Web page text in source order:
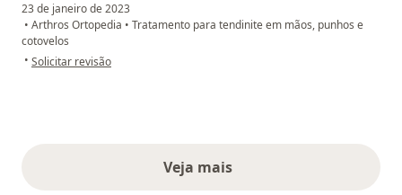
23 de janeiro de 2023
• Arthros Ortopedia • Tratamento para tendinite em mãos, punhos e
cotovelos
• na opinião do utilizador Isabela
Solicitar revisão
Veja maisopiniões acima